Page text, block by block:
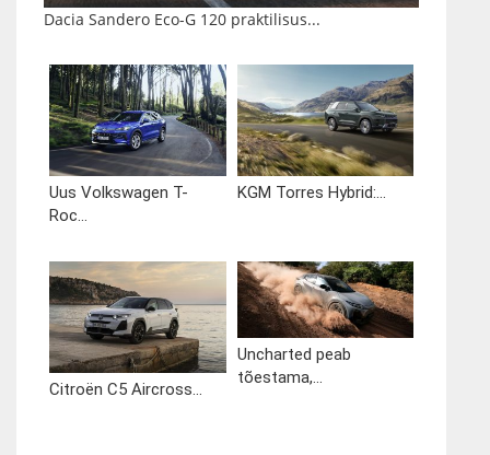
Dacia Sandero Eco-G 120 praktilisus...
Uus Volkswagen T-
Roc...
KGM Torres Hybrid:...
Citroën C5 Aircross...
Uncharted peab
tõestama,...